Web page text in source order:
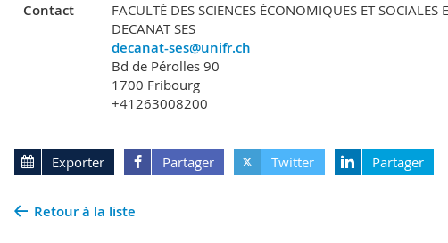
Contact
FACULTÉ DES SCIENCES ÉCONOMIQUES ET
DECANAT SES
decanat-ses@unifr.ch
Bd de Pérolles 90
1700 Fribourg
+41263008200
Exporter Partager Twitter Partager
Retour à la liste